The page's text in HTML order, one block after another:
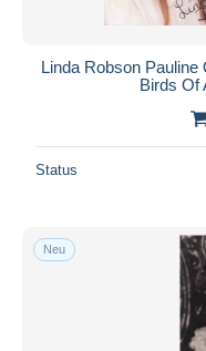
Linda Robson
Birds Of
Status
Neu